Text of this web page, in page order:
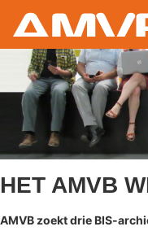
contenu
principal
HET AMVB
AMVB zoekt drie BIS-